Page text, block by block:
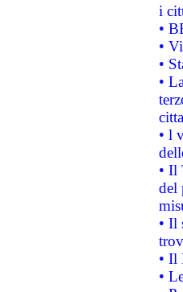
i
•
•
•
•
• l
• Il
del
• Il
• Il
•